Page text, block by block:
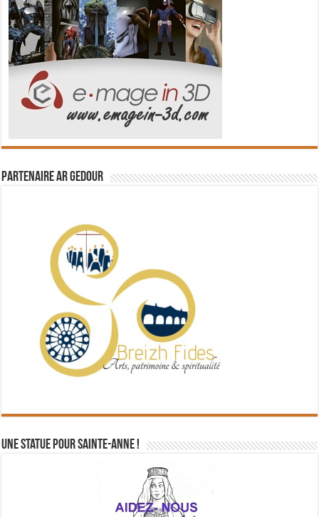
Partenaire Ar Gedour
Une statue pour Sainte-Anne !